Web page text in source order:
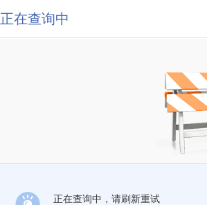
正在查询中
正在查询中，请刷新重试